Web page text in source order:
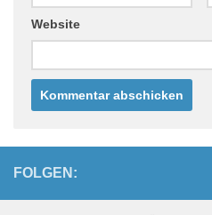
Website
FOLGEN: